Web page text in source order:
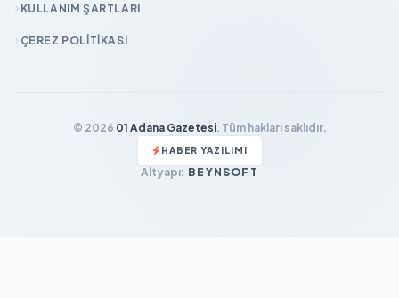
KULLANIM ŞARTLARI
ÇEREZ POLITIKASI
© 2026 01 Adana Gazetesi. Tüm hakları saklıdır.
HABER YAZILIMI
Altyapı: BEYNSOFT